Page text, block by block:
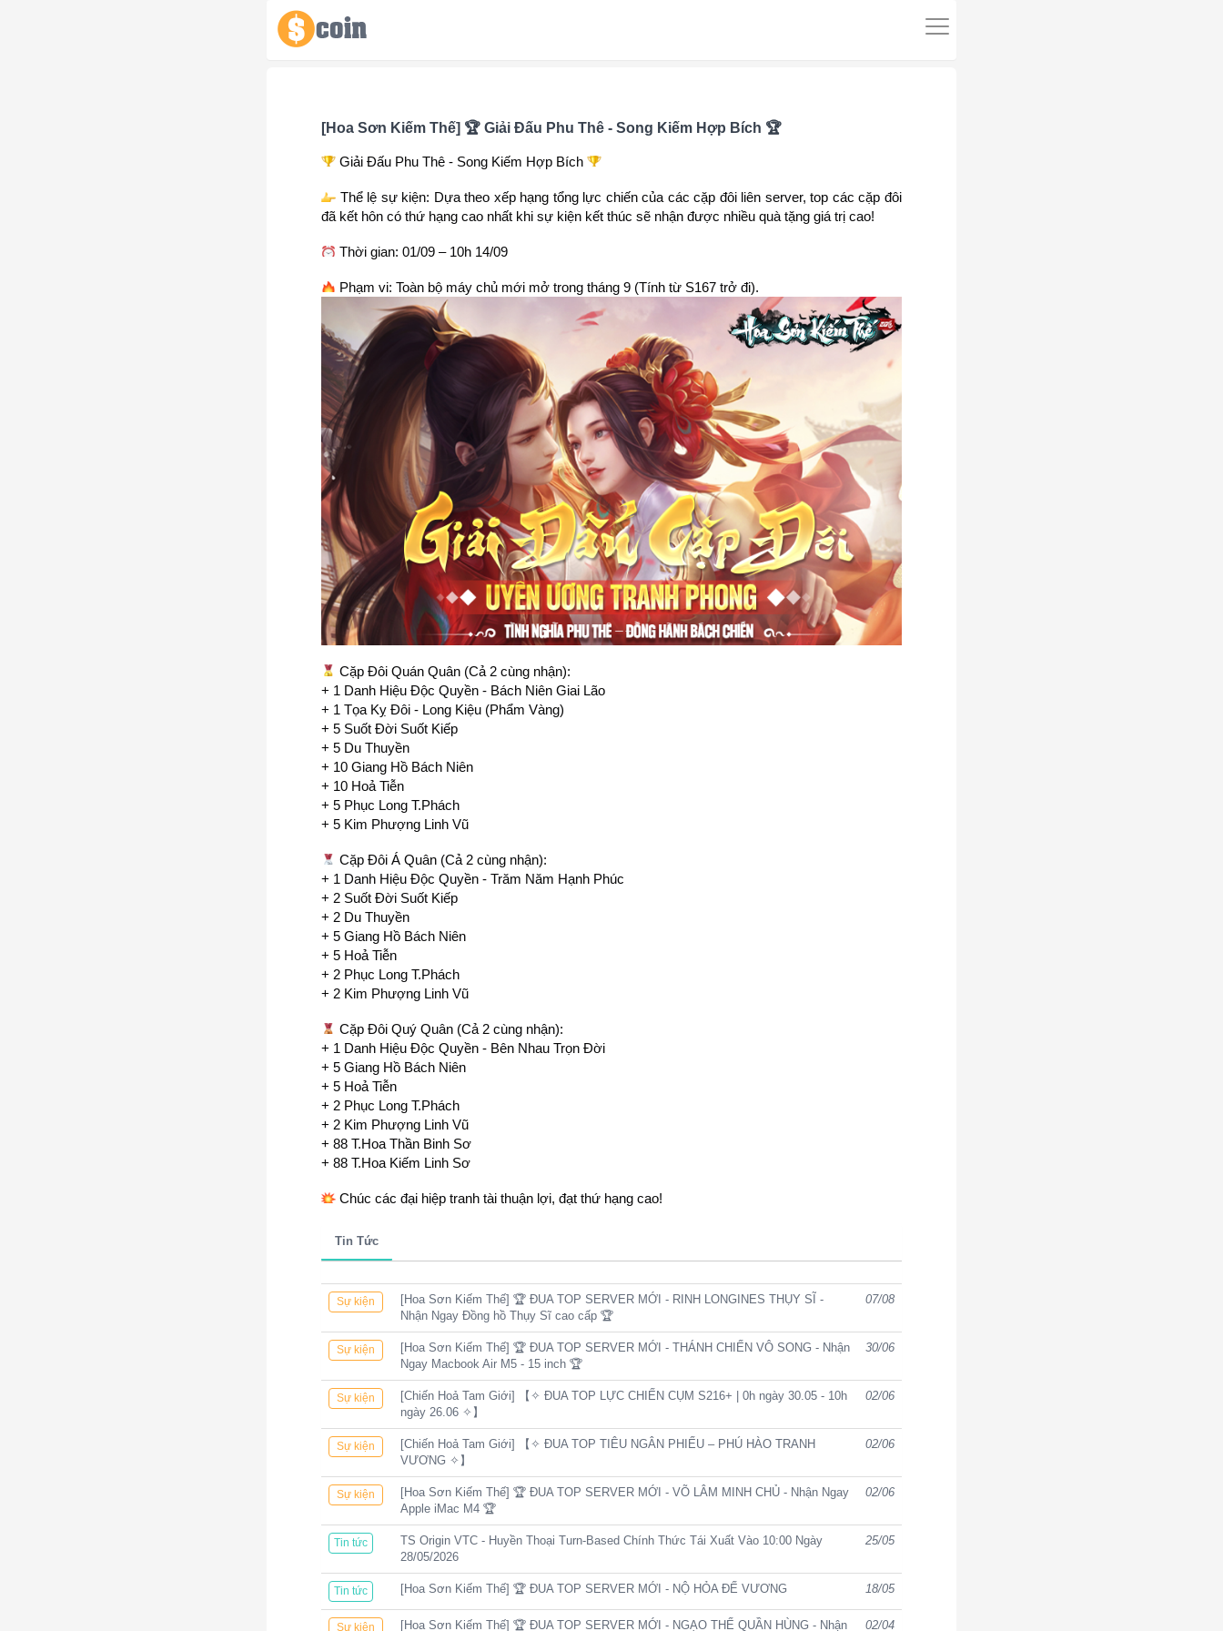
[Hoa Sơn Kiếm Thế] 🏆 Giải Đấu Phu Thê - Song Kiếm Hợp Bích 🏆
Giải Đấu Phu Thê - Song Kiếm Hợp Bích
Thể lệ sự kiện: Dựa theo xếp hạng tổng lực chiến của các cặp đôi liên server, top các cặp đôi
đã kết hôn có thứ hạng cao nhất khi sự kiện kết thúc sẽ nhận được nhiều quà tặng giá trị cao!
Thời gian: 01/09 – 10h 14/09
Phạm vi: Toàn bộ máy chủ mới mở trong tháng 9 (Tính từ S167 trở đi).
Cặp Đôi Quán Quân (Cả 2 cùng nhận):
+ 1 Danh Hiệu Độc Quyền - Bách Niên Giai Lão
+ 1 Tọa Kỵ Đôi - Long Kiệu (Phẩm Vàng)
+ 5 Suốt Đời Suốt Kiếp
+ 5 Du Thuyền
+ 10 Giang Hồ Bách Niên
+ 10 Hoả Tiễn
+ 5 Phục Long T.Phách
+ 5 Kim Phượng Linh Vũ
Cặp Đôi Á Quân (Cả 2 cùng nhận):
+ 1 Danh Hiệu Độc Quyền - Trăm Năm Hạnh Phúc
+ 2 Suốt Đời Suốt Kiếp
+ 2 Du Thuyền
+ 5 Giang Hồ Bách Niên
+ 5 Hoả Tiễn
+ 2 Phục Long T.Phách
+ 2 Kim Phượng Linh Vũ
Cặp Đôi Quý Quân (Cả 2 cùng nhận):
+ 1 Danh Hiệu Độc Quyền - Bên Nhau Trọn Đời
+ 5 Giang Hồ Bách Niên
+ 5 Hoả Tiễn
+ 2 Phục Long T.Phách
+ 2 Kim Phượng Linh Vũ
+ 88 T.Hoa Thần Binh Sơ
+ 88 T.Hoa Kiếm Linh Sơ
Chúc các đại hiệp tranh tài thuận lợi, đạt thứ hạng cao!
Tin Tức
Sự kiện
[Hoa Sơn Kiếm Thế] 🏆 ĐUA TOP SERVER MỚI - RINH LONGINES THỤY SĨ -
Nhận Ngay Đồng hồ Thụy Sĩ cao cấp 🏆
07/08
Sự kiện
[Hoa Sơn Kiếm Thế] 🏆 ĐUA TOP SERVER MỚI - THÁNH CHIẾN VÔ SONG - Nhận
Ngay Macbook Air M5 - 15 inch 🏆
30/06
Sự kiện
[Chiến Hoả Tam Giới] 【✧ ĐUA TOP LỰC CHIẾN CỤM S216+ | 0h ngày 30.05 - 10h
ngày 26.06 ✧】
02/06
Sự kiện
[Chiến Hoả Tam Giới] 【✧ ĐUA TOP TIÊU NGÂN PHIẾU – PHÚ HÀO TRANH
VƯƠNG ✧】
02/06
Sự kiện
[Hoa Sơn Kiếm Thế] 🏆 ĐUA TOP SERVER MỚI - VÕ LÂM MINH CHỦ - Nhận Ngay
Apple iMac M4 🏆
02/06
Tin tức
TS Origin VTC - Huyền Thoại Turn-Based Chính Thức Tái Xuất Vào 10:00 Ngày
28/05/2026
25/05
Tin tức [Hoa Sơn Kiếm Thế] 🏆 ĐUA TOP SERVER MỚI - NỘ HỎA ĐẾ VƯƠNG 18/05
Sự kiện [Hoa Sơn Kiếm Thế] 🏆 ĐUA TOP SERVER MỚI - NGẠO THẾ QUẦN HÙNG - Nhận 02/04